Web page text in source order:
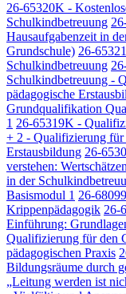
26-65320K -
Schulkindbetreuung
Hausaufgabenzeit in
Grundschule) 26-
Schulkindbetreuung
Schulkindbetreuung -
pädagogische
Grundqualifikation
1 26-65319K -
+ 2 - Qualifizierung für
Erstausbildung 26-
verstehen:
in der
Basismodul 1 26-
Krippenpädagogik 26-
Einführung:
Qualifizierung für den
pädagogischen Praxis
Bildungsräume durch
„Leitung werden ist